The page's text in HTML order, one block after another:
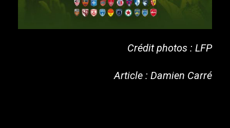
Crédit photos : LFP
Article : Damien Carré